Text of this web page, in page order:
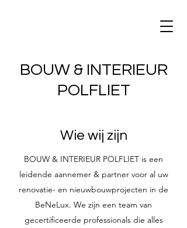
BOUW & INTERIEUR
POLFLIET
Wie wij zijn
BOUW & INTERIEUR POLFLIET is een
leidende aannemer & partner voor al uw
renovatie- en nieuwbouwprojecten in de
BeNeLux. We zijn een team van
gecertificeerde professionals die alles